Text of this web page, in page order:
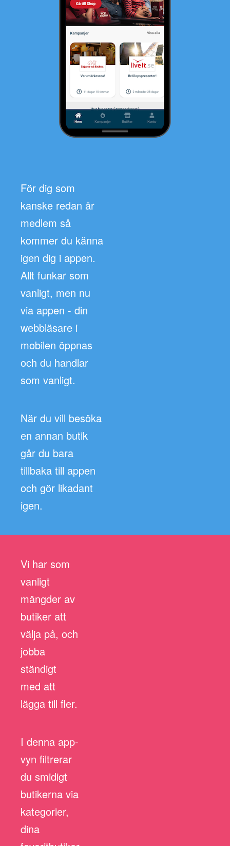
För dig som
kanske redan är
medlem så
kommer du känna
igen dig i appen.
Allt funkar som
vanligt, men nu
via appen - din
webbläsare i
mobilen öppnas
och du handlar
som vanligt.
När du vill besöka
en annan butik
går du bara
tillbaka till appen
och gör likadant
igen.
Vi har som
vanligt
mängder av
butiker att
välja på, och
jobba
ständigt
med att
lägga till fler.
I denna app-
vyn filtrerar
du smidigt
butikerna via
kategorier,
dina